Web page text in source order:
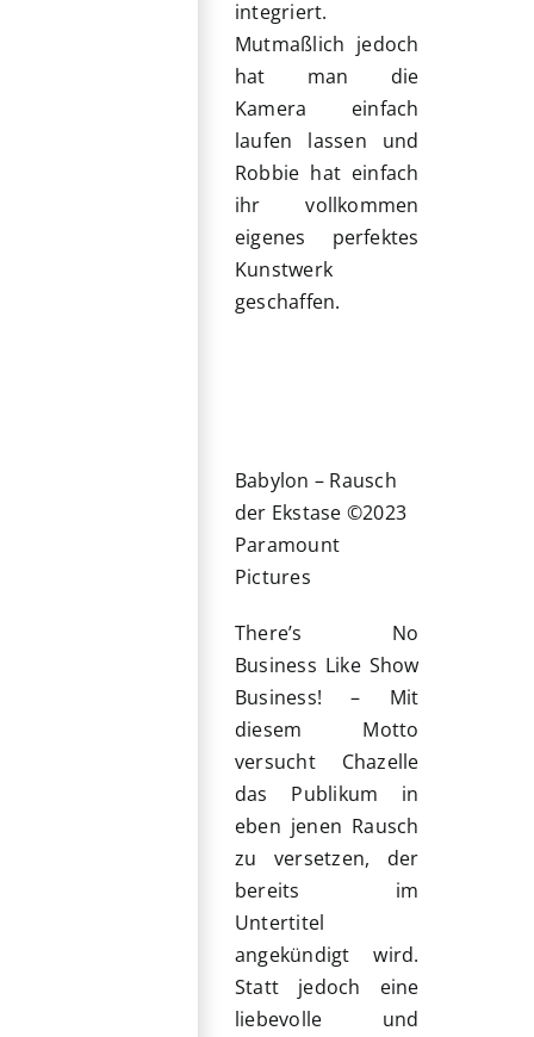
integriert.
Mutmaßlich jedoch
hat man die
Kamera einfach
laufen lassen und
Robbie hat einfach
ihr vollkommen
eigenes perfektes
Kunstwerk
geschaffen.
Babylon – Rausch
der Ekstase ©2023
Paramount
Pictures
There’s No
Business Like Show
Business! – Mit
diesem Motto
versucht Chazelle
das Publikum in
eben jenen Rausch
zu versetzen, der
bereits im
Untertitel
angekündigt wird.
Statt jedoch eine
liebevolle und